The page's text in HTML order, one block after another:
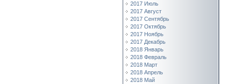
2017 Июль
2017 Август
2017 Сентябрь
2017 Октябрь
2017 Ноябрь
2017 Декабрь
2018 Январь
2018 Февраль
2018 Март
2018 Апрель
2018 Май